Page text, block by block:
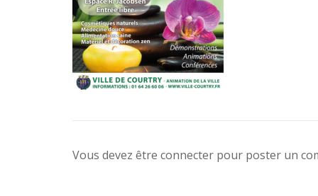
Vous devez être connecter pour poster un